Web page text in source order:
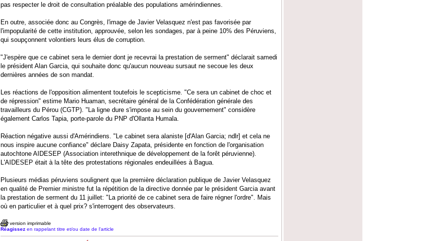
pas respecter le droit de consultation préalable des populations amérindiennes.
En outre, associée donc au Congrès, l'image de Javier Velasquez n'est pas favorisée par
l'impopularité de cette institution, approuvée, selon les sondages, par à peine 10% des Péruviens,
qui soupçonnent volontiers leurs élus de corruption.
"J'espère que ce cabinet sera le dernier dont je recevrai la prestation de serment" déclarait samedi
le président Alan Garcia, qui souhaite donc qu'aucun nouveau sursaut ne secoue les deux
dernières années de son mandat.
Les réactions de l'opposition alimentent toutefois le scepticisme. "Ce sera un cabinet de choc et
de répression" estime Mario Huaman, secrétaire général de la Confédération générale des
travailleurs du Pérou (CGTP). "La ligne dure s'impose au sein du gouvernement" considère
également Carlos Tapia, porte-parole du PNP d'Ollanta Humala.
Réaction négative aussi d'Amérindiens. "Le cabinet sera alaniste [d'Alan Garcia; ndlr] et cela ne
nous inspire aucune confiance" déclare Daisy Zapata, présidente en fonction de l'organisation
autochtone AIDESEP (Association interethnique de développement de la forêt péruvienne).
L'AIDESEP était à la tête des protestations régionales endeuillées à Bagua.
Plusieurs médias péruviens soulignent que la première déclaration publique de Javier Velasquez
en qualité de Premier ministre fut la répétition de la directive donnée par le président Garcia avant
la prestation de serment du 11 juillet: "La priorité de ce cabinet sera de faire régner l'ordre". Mais
où en particulier et à quel prix? s'interrogent des observateurs.
version imprimable
Réagissez en rappelant titre et/ou date de l'article